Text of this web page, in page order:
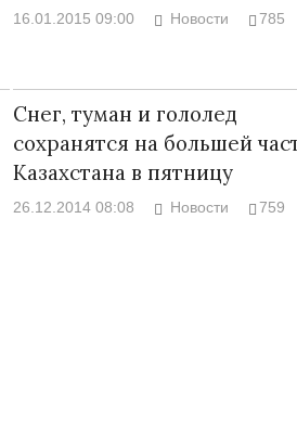
16.01.2015 09:00 Новости 785
Снег, туман и гололед
сохранятся на большей
Казахстана в пятницу
26.12.2014 08:08 Новости 759